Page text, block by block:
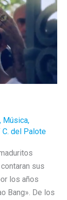
, Música,
C. del Palote
sus
los años
Bang». De los